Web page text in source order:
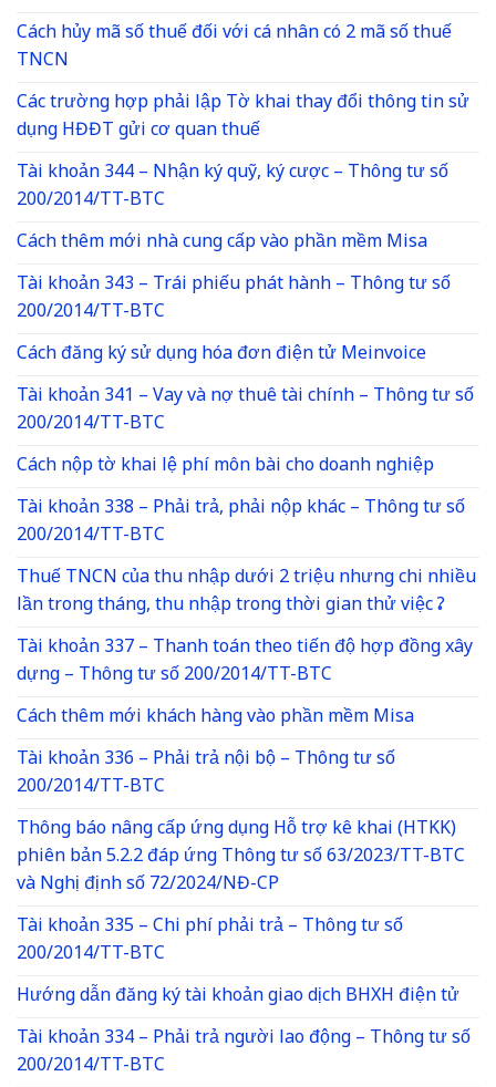
Cách hủy mã số thuế đối với cá nhân có 2 mã số thuế
TNCN
Các trường hợp phải lập Tờ khai thay đổi thông tin sử
dụng HĐĐT gửi cơ quan thuế
Tài khoản 344 – Nhận ký quỹ, ký cược – Thông tư số
200/2014/TT-BTC
Cách thêm mới nhà cung cấp vào phần mềm Misa
Tài khoản 343 – Trái phiếu phát hành – Thông tư số
200/2014/TT-BTC
Cách đăng ký sử dụng hóa đơn điện tử Meinvoice
Tài khoản 341 – Vay và nợ thuê tài chính – Thông tư số
200/2014/TT-BTC
Cách nộp tờ khai lệ phí môn bài cho doanh nghiệp
Tài khoản 338 – Phải trả, phải nộp khác – Thông tư số
200/2014/TT-BTC
Thuế TNCN của thu nhập dưới 2 triệu nhưng chi nhiều
lần trong tháng, thu nhập trong thời gian thử việc ?
Tài khoản 337 – Thanh toán theo tiến độ hợp đồng xây
dựng – Thông tư số 200/2014/TT-BTC
Cách thêm mới khách hàng vào phần mềm Misa
Tài khoản 336 – Phải trả nội bộ – Thông tư số
200/2014/TT-BTC
Thông báo nâng cấp ứng dụng Hỗ trợ kê khai (HTKK)
phiên bản 5.2.2 đáp ứng Thông tư số 63/2023/TT-BTC
và Nghị định số 72/2024/NĐ-CP
Tài khoản 335 – Chi phí phải trả – Thông tư số
200/2014/TT-BTC
Hướng dẫn đăng ký tài khoản giao dịch BHXH điện tử
Tài khoản 334 – Phải trả người lao động – Thông tư số
200/2014/TT-BTC